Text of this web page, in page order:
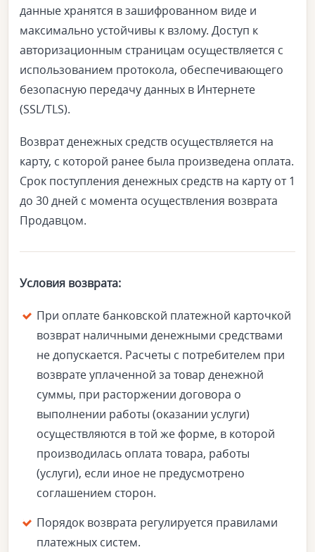
данные хранятся в зашифрованном виде и
максимально устойчивы к взлому. Доступ к
авторизационным страницам осуществляется с
использованием протокола, обеспечивающего
безопасную передачу данных в Интернетe
(SSL/TLS).
Возврат денежных средств осуществляется на
карту, с которой ранее была произведена оплата.
Срок поступления денежных средств на карту от 1
до 30 дней с момента осуществления возврата
Продавцом.
Условия возврата:
При оплате банковской платежной карточкой
возврат наличными денежными средствами
не допускается. Расчеты с потребителем при
возврате уплаченной за товар денежной
суммы, при расторжении договора о
выполнении работы (оказании услуги)
осуществляются в той же форме, в которой
производилась оплата товара, работы
(услуги), если иное не предусмотрено
соглашением сторон.
Порядок возврата регулируется правилами
платежных систем.